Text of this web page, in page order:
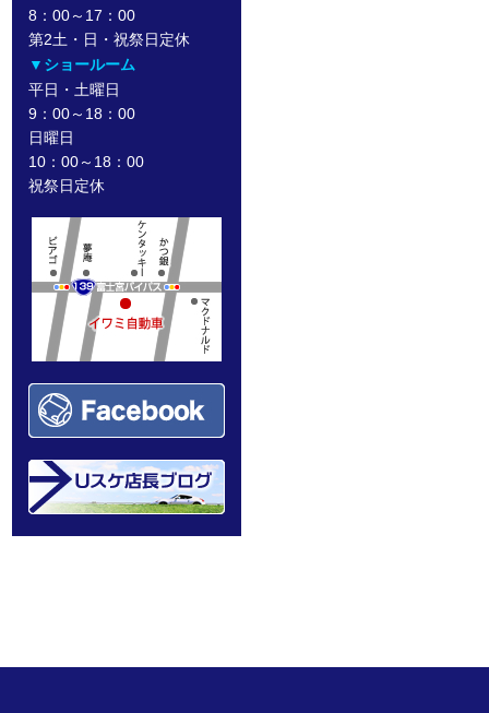
8：00～17：00
第2土・日・祝祭日定休
▼ショールーム
平日・土曜日
9：00～18：00
日曜日
10：00～18：00
祝祭日定休